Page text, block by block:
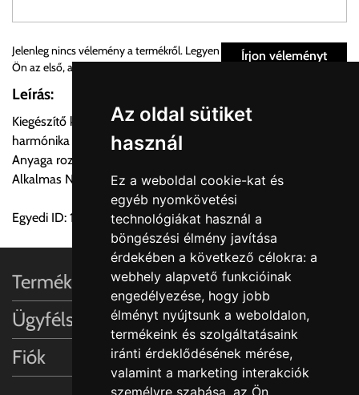
Az oldal sütiket
használ
Ez a weboldal cookie-kat és
egyéb nyomkövetési
technológiákat használ a
böngészési élmény javítása
érdekében a következő célokra: a
webhely alapvető funkcióinak
engedélyezése, hogy jobb
élményt nyújtsunk a weboldalon,
termékeink és szolgáltatásaink
iránti érdeklődésének mérése,
valamint a marketing interakciók
személyre szabása az Ön
Személyes átvétel:
Önnek lehetősége van rendelését a beérkezést követően
ingyenesen átvenni Budapesti Cégcsoportunk Stúdiójában
előre egyeztetett időpontban.
Cím:1133 Budapest, Váci út 100.
Szállítási díjak:
Az oldalunkon rendelés esetén, amennyiben szállítást is kér,
úgy esetenként több lehetőséget ajánl fel a program. Kérjük, a
vásárolt árú figyelembevételével az önnek megfelelő szállítási
költséget válassza ki.
Amennyiben nem biztos választásában, vagy a program
automatikusan nem ajánl fel szállítási költséget, úgy válassza
a 0.- forintos szállítást, kollégáink megvizsgálják a vásárolt
termék adatait, majd visszaigazolják a szállítás költségét.
Írjon véleményt
Jelenleg nincs vélemény a termékről. Legyen
Ön az első, aki véleményt ír
Leírás:
Kiegészítő konyhai mosogatóhoz Összehajtható csepegtető
harmónika rács 440x340 mm.
Anyaga rozsdamentes acél.
Alkalmas NEOX rozsdamentes acél mosogatókhoz.
Egyedi ID: 1000487894
Termékinformációk
Ügyfélszolgálat
Fiók